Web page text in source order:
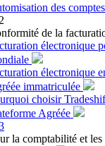
des
de la
électronique
électronique
immatriculée
choisir
Agréée
la comptabilité et les